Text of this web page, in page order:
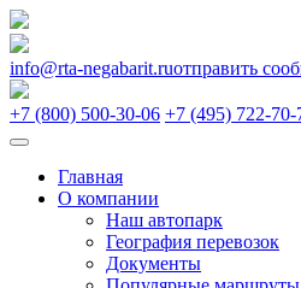
info@rta-negabarit.ruотправить
+7 (800) 500-30-06 +7 (495) 722-70-
Главная
О компании
Наш автопарк
География перевозок
Документы